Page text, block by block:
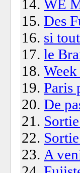
WE
Des
si
le
Paris
De
A